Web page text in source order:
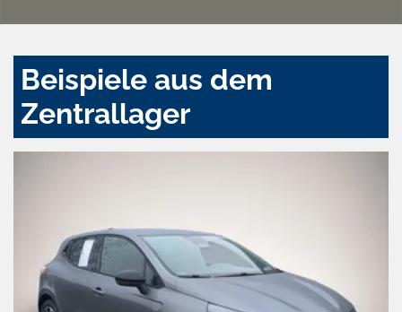
Beispiele aus dem
Zentrallager